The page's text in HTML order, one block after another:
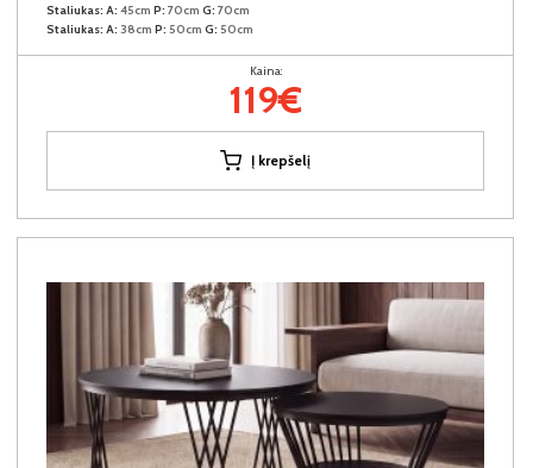
Staliukas: A: 45cm P: 70cm G: 70cm
Staliukas: A: 38cm P: 50cm G: 50cm
Kaina:
119€
Į krepšelį